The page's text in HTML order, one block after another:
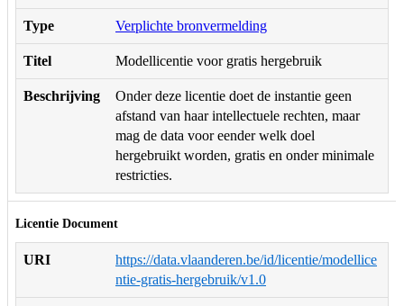
Type Verplichte bronvermelding
Titel Modellicentie voor gratis hergebruik
Beschrijving
Onder deze licentie doet de instantie geen
afstand van haar intellectuele rechten, maar
mag de data voor eender welk doel
hergebruikt worden, gratis en onder minimale
restricties.
Licentie Document
URI
https://data.vlaanderen.be/id/licentie/modellice
ntie-gratis-hergebruik/v1.0